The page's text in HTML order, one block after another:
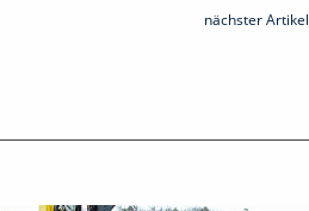
nächster Artikel